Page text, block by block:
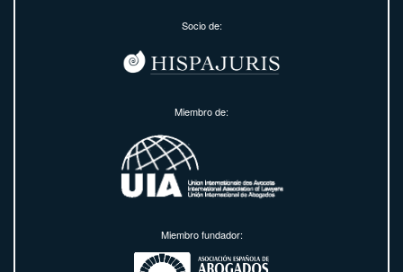
Socio de:
Miembro de:
Miembro fundador: